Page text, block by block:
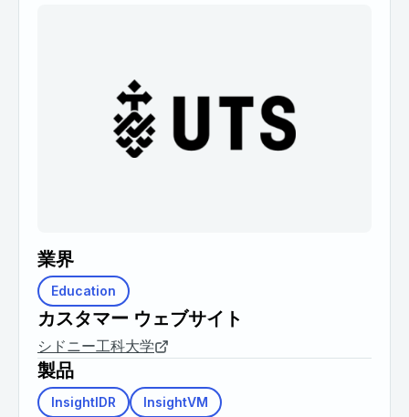
業界
Education
カスタマー ウェブサイト
シドニー工科大学
製品
InsightIDR InsightVM